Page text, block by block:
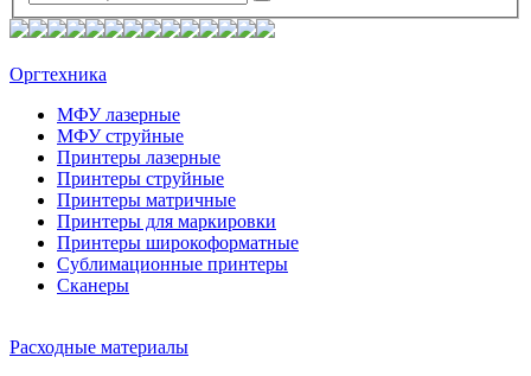
Оргтехника
МФУ лазерные
МФУ струйные
Принтеры лазерные
Принтеры струйные
Принтеры матричные
Принтеры для маркировки
Принтеры широкоформатные
Сублимационные принтеры
Сканеры
Расходные материалы